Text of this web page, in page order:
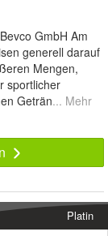
GmbH Am
generell darauf
Mengen,
sportlicher
Geträn... Mehr
Platin